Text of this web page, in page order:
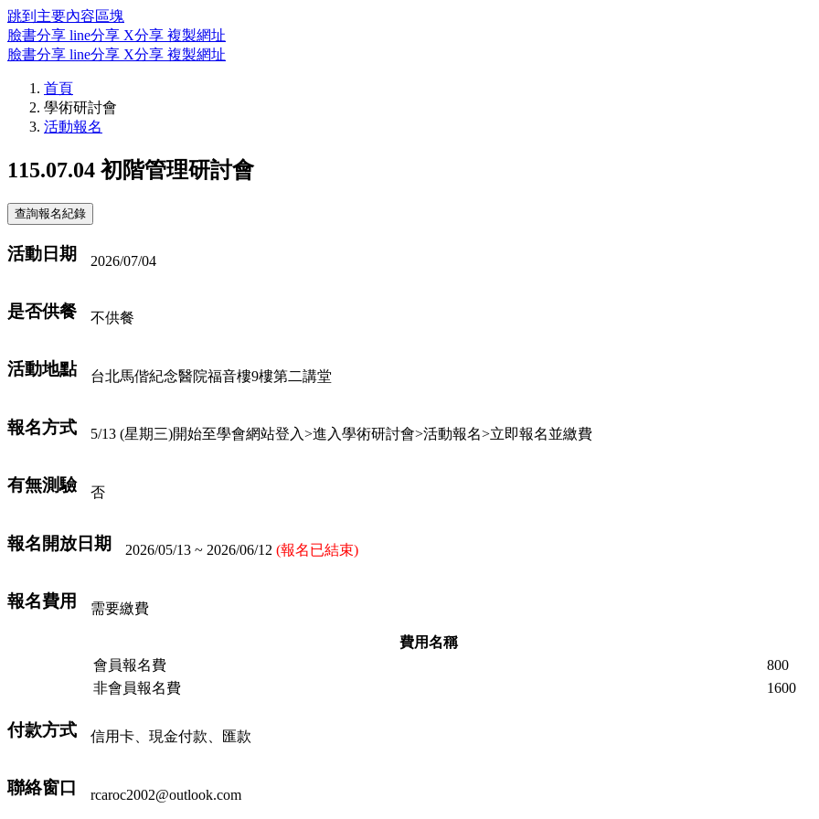
跳到主要內容區塊
臉書分享 line分享 X分享 複製網址
臉書分享 line分享 X分享 複製網址
首頁
學術研討會
活動報名
115.07.04 初階管理研討會
活動日期 2026/07/04
是否供餐 不供餐
活動地點 台北馬偕紀念醫院福音樓9樓第二講堂
報名方式 5/13 (星期三)開始至學會網站登入>進入學術研討會>活動報名>立即報名並繳費
有無測驗 否
報名開放日期 2026/05/13 ~ 2026/06/12 (報名已結束)
報名費用 需要繳費
費用名稱
會員報名費
800
非會員報名費
1600
付款方式 信用卡、現金付款、匯款
聯絡窗口 rcaroc2002@outlook.com